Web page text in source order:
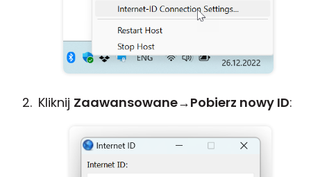
Kliknij Zaawansowane→Pobierz nowy ID: